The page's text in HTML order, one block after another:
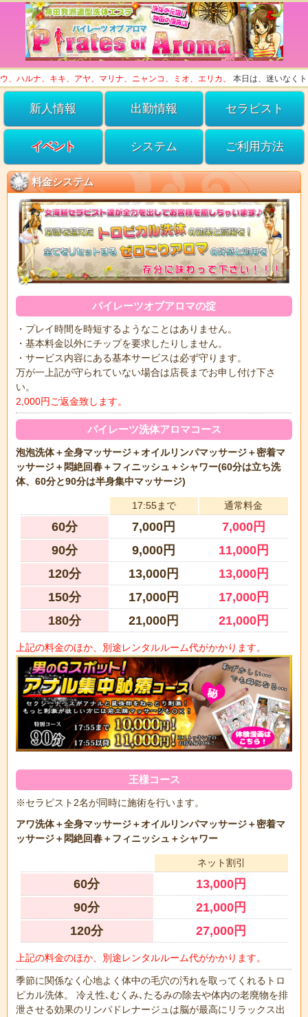
ナ、キキ、アヤ、マリナ、ニャンコ、ミオ、エリカ、 本日は、迷いなくトッ
新人情報 出勤情報 セラピスト
イベント システム ご利用方法
料金システム
パイレーツオブアロマの掟
・プレイ時間を時短するようなことはありません。
・基本料金以外にチップを要求したりしません。
・サービス内容にある基本サービスは必ず守ります。
万が一上記が守られていない場合は店長までお申し付け下さ
い。
2,000円ご返金致します。
パイレーツ洗体アロマコース
泡泡洗体＋全身マッサージ＋オイルリンパマッサージ＋密着マ
ッサージ＋悶絶回春＋フィニッシュ＋シャワー(60分は立ち洗
体、60分と90分は半身集中マッサージ)
17:55まで 通常料金
60分 7,000円
7,000円
90分
9,000円
11,000円
120分
13,000円
13,000円
150分
17,000円
17,000円
180分
21,000円 21,000円
上記の料金のほか、別途レンタルルーム代がかかります。
王様コース
※セラピスト2名が同時に施術を行います。
アワ洗体＋全身マッサージ＋オイルリンパマッサージ＋密着マ
ッサージ＋悶絶回春＋フィニッシュ＋シャワー
ネット割引
60分
13,000円
90分
21,000円
120分
27,000円
上記の料金のほか、別途レンタルルーム代がかかります。
季節に関係なく心地よく体中の毛穴の汚れを取ってくれるトロ
ピカル洗体。 冷え性､むくみ､たるみの除去や体内の老廃物を排
泄させる効果のリンパドレナージュは脳が最高にリラックス出